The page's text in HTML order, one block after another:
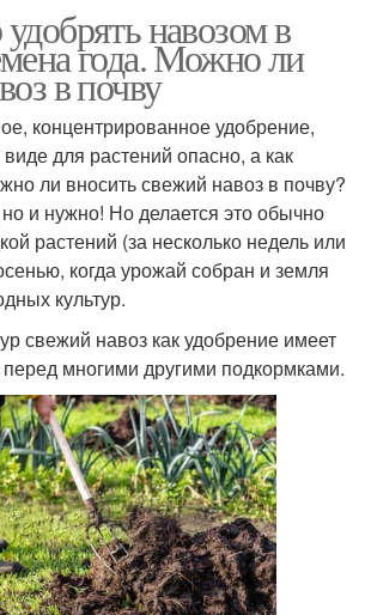
навозом в
года. Можно ли
в почву
концентрированное удобрение,
для растений опасно, а как
ли вносить свежий навоз в почву?
и нужно! Но делается это обычно
растений (за несколько недель или
когда урожай собран и земля
культур.
свежий навоз как удобрение имеет
многими другими подкормками.